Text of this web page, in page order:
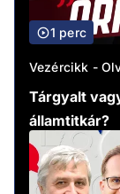
1 perc
Vezércikk -
Tárgyalt
államtitkár?